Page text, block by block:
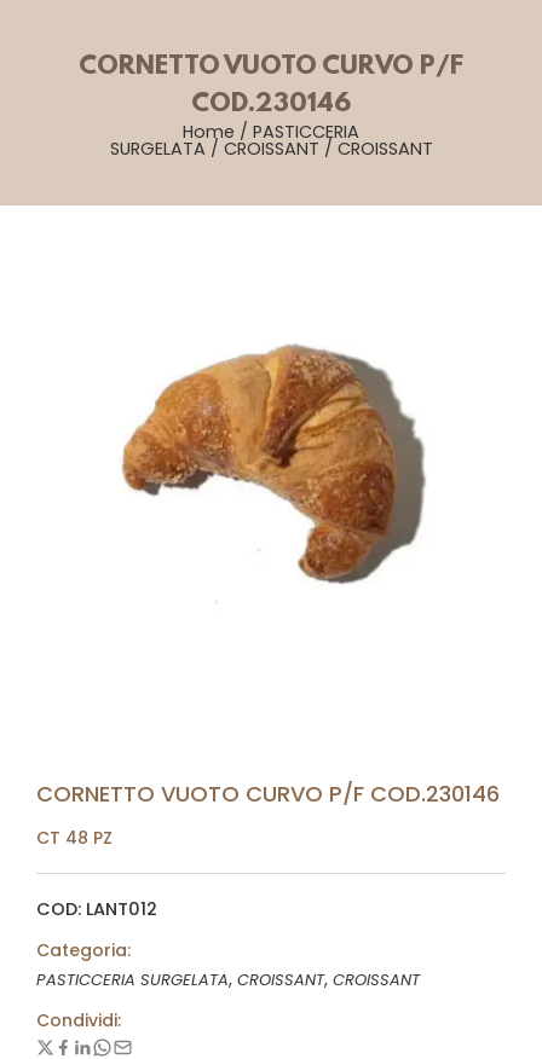
CORNETTO VUOTO CURVO P/F
COD.230146
Home / PASTICCERIA
SURGELATA / CROISSANT / CROISSANT
CORNETTO VUOTO CURVO P/F COD.230146
CT 48 PZ
COD: LANT012
Categoria:
PASTICCERIA SURGELATA, CROISSANT, CROISSANT
Condividi: